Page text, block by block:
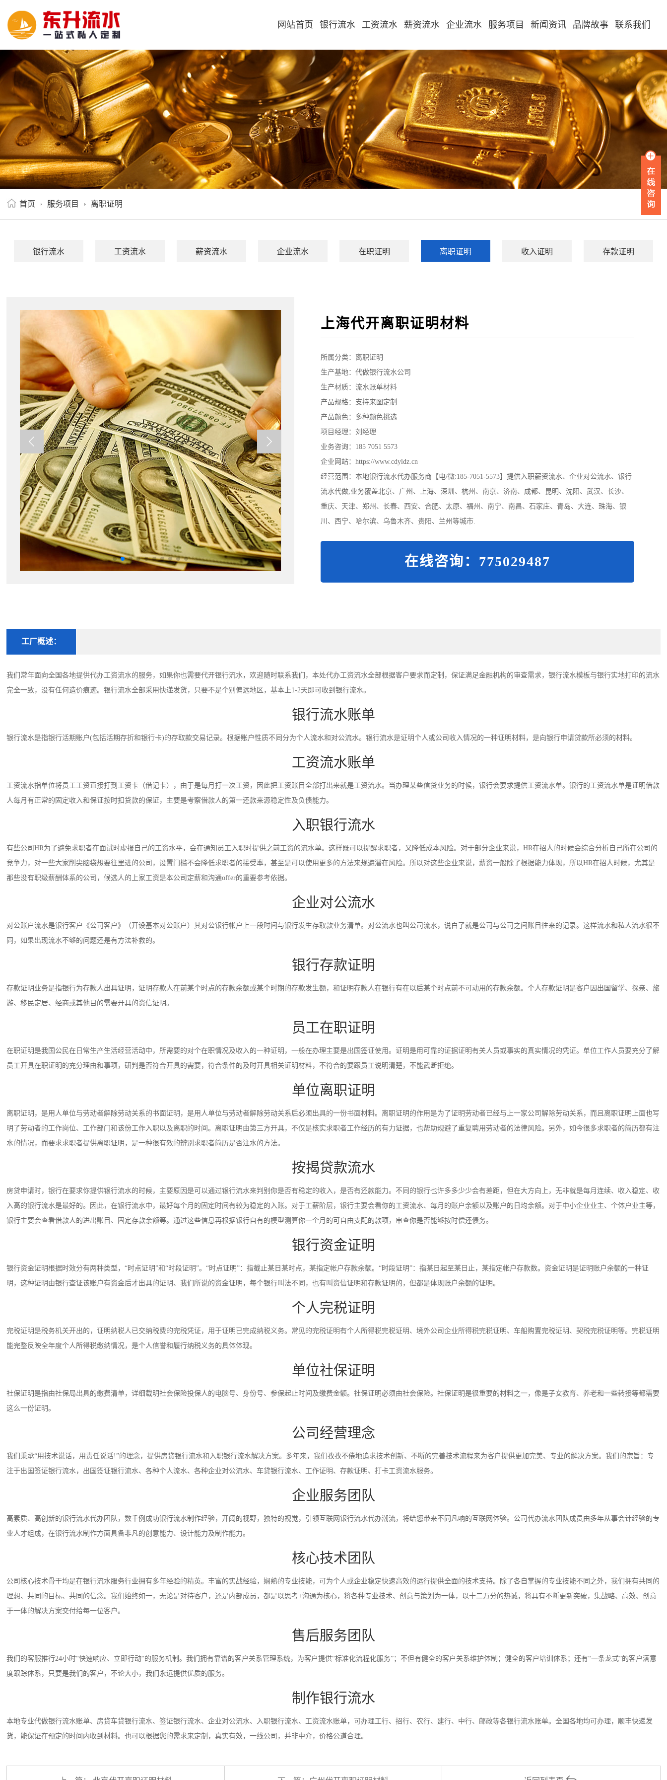
网站首页 银行流水 工资流水 薪资流水 企业流水 服务项目 新闻资讯 品牌故事 联系我们
首页 服务项目 离职证明
银行流水 工资流水 薪资流水 企业流水 在职证明 离职证明 收入证明 存款证明
上海代开离职证明材料
所属分类： 离职证明
生产基地：代做银行流水公司
生产材质：流水账单材料
产品规格：支持来图定制
产品颜色：多种颜色挑选
项目经理：刘经理
业务咨询：185 7051 5573
企业网站：https://www.cdyldz.cn
经营范围：本地银行流水代办服务商【电/微:185-7051-5573】提供入职薪资流水、企业对公流水、银行
流水代做,业务覆盖北京、广州、上海、深圳、杭州、南京、济南、成都、昆明、沈阳、武汉、长沙、
重庆、天津、郑州、长春、西安、合肥、太原、福州、南宁、南昌、石家庄、青岛、大连、珠海、银
川、西宁、哈尔滨、乌鲁木齐、贵阳、兰州等城市.
在线咨询：775029487
工厂概述：
我们常年面向全国各地提供代办工资流水的服务，如果你也需要代开银行流水，欢迎随时联系我们，本处代办工资流水全部根据客户要求而定制，保证满足金融机构的审查需求，银行流水模板与银行实地打印的流水
完全一致，没有任何造价痕迹。银行流水全部采用快递发货，只要不是个别偏远地区，基本上1-2天即可收到银行流水。
银行流水账单
银行流水是指银行活期账户(包括活期存折和银行卡)的存取款交易记录。根据账户性质不同分为个人流水和对公流水。银行流水是证明个人或公司收入情况的一种证明材料，是向银行申请贷款所必须的材料。
工资流水账单
工资流水指单位将员工工资直接打到工资卡（借记卡），由于是每月打一次工资，因此把工资账目全部打出来就是工资流水。当办理某些信贷业务的时候，银行会要求提供工资流水单。银行的工资流水单是证明借款
人每月有正常的固定收入和保证按时扣贷款的保证，主要是考察借款人的第一还款来源稳定性及负债能力。
入职银行流水
有些公司HR为了避免求职者在面试时虚报自己的工资水平，会在通知员工入职时提供之前工资的流水单。这样既可以提醒求职者，又降低成本风险。对于部分企业来说，HR在招人的时候会综合分析自己所在公司的
竞争力，对一些大家削尖脑袋想要往里进的公司，设置门槛不会降低求职者的接受率，甚至是可以使用更多的方法来规避潜在风险。所以对这些企业来说，薪资一般除了根据能力体现，所以HR在招人时候，尤其是
那些没有职级薪酬体系的公司，候选人的上家工资是本公司定薪和沟通offer的重要参考依据。
企业对公流水
对公账户流水是银行客户《公司客户》（开设基本对公账户）其对公银行帐户上一段时间与银行发生存取款业务清单。对公流水也叫公司流水，说白了就是公司与公司之间账目往来的记录。这样流水和私人流水很不
同，如果出现流水不够的问题还是有方法补救的。
银行存款证明
存款证明业务是指银行为存款人出具证明，证明存款人在前某个时点的存款余额或某个时期的存款发生额，和证明存款人在银行有在以后某个时点前不可动用的存款余额。个人存款证明是客户因出国留学、探亲、旅
游、移民定居、经商或其他目的需要开具的资信证明。
员工在职证明
在职证明是我国公民在日常生产生活经营活动中，所需要的对个在职情况及收入的一种证明，一般在办理主要是出国签证使用。证明是用可靠的证据证明有关人员或事实的真实情况的凭证。单位工作人员要充分了解
员工开具在职证明的充分理由和事项，研判是否符合开具的需要，符合条件的及时开具相关证明材料，不符合的要跟员工说明清楚，不能武断拒绝。
单位离职证明
离职证明，是用人单位与劳动者解除劳动关系的书面证明，是用人单位与劳动者解除劳动关系后必须出具的一份书面材料。离职证明的作用是为了证明劳动者已经与上一家公司解除劳动关系，而且离职证明上面也写
明了劳动者的工作岗位、工作部门和该份工作入职以及离职的时间。离职证明由第三方开具，不仅是核实求职者工作经历的有力证据，也帮助规避了重复聘用劳动者的法律风险。另外，如今很多求职者的简历都有注
水的情况，而要求求职者提供离职证明，是一种很有效的辨别求职者简历是否注水的方法。
按揭贷款流水
房贷申请时，银行在要求你提供银行流水的时候，主要原因是可以通过银行流水来判别你是否有稳定的收入，是否有还款能力。不同的银行也许多多少少会有差距，但在大方向上，无非就是每月连续、收入稳定、收
入高的银行流水是最好的。因此，在银行流水中，最好每个月的固定时间有较为稳定的入账。对于工薪阶层，银行主要会看你的工资流水、每月的账户余额以及账户的日均余额。对于中小企业业主、个体户业主等，
银行主要会查看借款人的进出账目、固定存款余额等。通过这些信息再根据银行自有的模型测算你一个月的可自由支配的款项，审查你是否能够按时偿还债务。
银行资金证明
银行资金证明根据时效分有两种类型，“时点证明”和“时段证明”。“时点证明”：指截止某日某时点，某指定帐户存款余额。“时段证明”：指某日起至某日止，某指定帐户存款数。资金证明是证明账户余额的一种证
明，这种证明由银行查证该账户有资金后才出具的证明、我们所说的资金证明，每个银行叫法不同，也有叫资信证明和存款证明的，但都是体现账户余额的证明。
个人完税证明
完税证明是税务机关开出的，证明纳税人已交纳税费的完税凭证，用于证明已完成纳税义务。常见的完税证明有个人所得税完税证明、境外公司企业所得税完税证明、车船购置完税证明、契税完税证明等。完税证明
能完整反映全年度个人所得税缴纳情况，是个人信誉和履行纳税义务的具体体现。
单位社保证明
社保证明是指由社保局出具的缴费清单，详细载明社会保险投保人的电脑号、身份号、参保起止时间及缴费金额。社保证明必须由社会保险。社保证明是很重要的材料之一，像是子女教育、养老和一些转接等都需要
这么一份证明。
公司经营理念
我们秉承“用技术说话，用责任说话!”的理念，提供房贷银行流水和入职银行流水解决方案。多年来，我们孜孜不倦地追求技术创新、不断的完善技术流程来为客户提供更加完美、专业的解决方案。我们的宗旨：专
注于出国签证银行流水，出国签证银行流水、各种个人流水、各种企业对公流水、车贷银行流水、工作证明、存款证明、打卡工资流水服务。
企业服务团队
高素质、高创新的银行流水代办团队，数千例成功银行流水制作经验，开阔的视野，独特的视觉，引领互联网银行流水代办潮流，将给您带来不同凡响的互联网体验。公司代办流水团队成员由多年从事会计经验的专
业人才组成，在银行流水制作方面具备非凡的创意能力、设计能力及制作能力。
核心技术团队
公司核心技术骨干均是在银行流水服务行业拥有多年经验的精英。丰富的实战经验，娴熟的专业技能，可为个人或企业稳定快速高效的运行提供全面的技术支持。除了各自掌握的专业技能不同之外，我们拥有共同的
理想、共同的目标、共同的信念。我们始终如一，无论是对待客户，还是内部成员，都是以思考+沟通为核心，将各种专业技术、创意与策划为一体，以十二万分的热诚，将具有不断更新突破，集战略、高效、创意
于一体的解决方案交付给每一位客户。
售后服务团队
我们的客服推行24小时“快速响应、立即行动“的服务机制。我们拥有靠谱的客户关系管理系统，为客户提供“标准化流程化服务”；不但有健全的客户关系维护体制；健全的客户培训体系；还有“一条龙式”的客户满意
度跟踪体系，只要是我们的客户，不论大小，我们永远提供优质的服务。
制作银行流水
本地专业代做银行流水账单、房贷车贷银行流水、签证银行流水、企业对公流水、入职银行流水、工资流水账单，可办理工行、招行、农行、建行、中行、邮政等各银行流水账单。全国各地均可办理，顺丰快递发
货，能保证在预定的时间内收到材料。也可以根据您的需求来定制，真实有效，一线公司，并非中介，价格公道合理。